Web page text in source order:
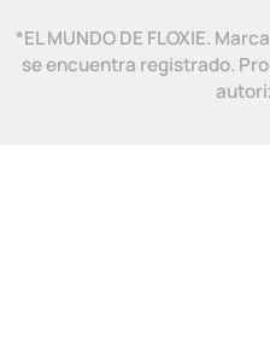
*EL MUNDO DE FLOXIE.
se encuentra registrado.